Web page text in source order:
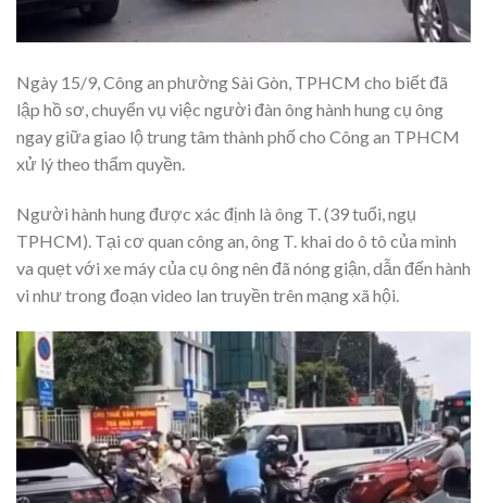
Ngày 15/9, Công an phường Sài Gòn, TPHCM cho biết đã
lập hồ sơ, chuyển vụ việc người đàn ông hành hung cụ ông
ngay giữa giao lộ trung tâm thành phố cho Công an TPHCM
xử lý theo thẩm quyền.
Người hành hung được xác định là ông T. (39 tuổi, ngụ
TPHCM). Tại cơ quan công an, ông T. khai do ô tô của mình
va quẹt với xe máy của cụ ông nên đã nóng giận, dẫn đến hành
vi như trong đoạn video lan truyền trên mạng xã hội.